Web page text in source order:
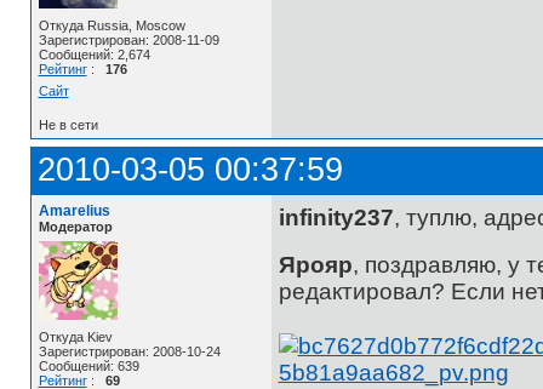
Откуда Russia, Moscow
Зарегистрирован: 2008-11-09
Сообщений: 2,674
Рейтинг: 176
Сайт
Не в сети
2010-03-05 00:37:59
Amarelius
Модератор
Откуда Kiev
Зарегистрирован: 2008-10-24
Сообщений: 639
Рейтинг: 69
infinity237, туплю,
Ярояр, поздравляю, у
редактировал? Если